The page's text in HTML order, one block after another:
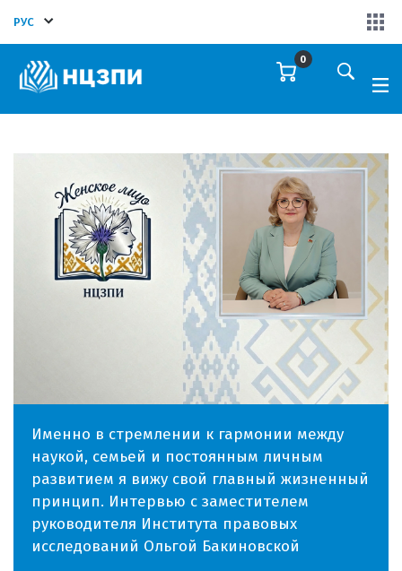
РУС
0
Именно в стремлении к гармонии между
наукой, семьей и постоянным личным
развитием я вижу свой главный жизненный
принцип. Интервью с заместителем
руководителя Института правовых
исследований Ольгой Бакиновской